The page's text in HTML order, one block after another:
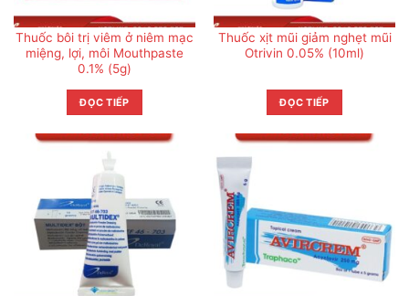
Thuốc bôi trị viêm ở niêm mạc
miệng, lợi, môi Mouthpaste
0.1% (5g)
ĐỌC TIẾP
Thuốc xịt mũi giảm nghẹt mũi
Otrivin 0.05% (10ml)
ĐỌC TIẾP